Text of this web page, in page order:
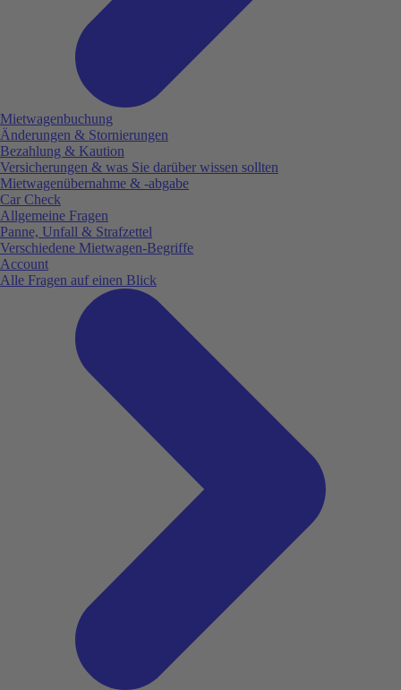
Mietwagenbuchung
Änderungen & Stornierungen
Bezahlung & Kaution
Versicherungen & was Sie darüber wissen sollten
Mietwagenübernahme & -abgabe
Car Check
Allgemeine Fragen
Panne, Unfall & Strafzettel
Verschiedene Mietwagen-Begriffe
Account
Alle Fragen auf einen Blick